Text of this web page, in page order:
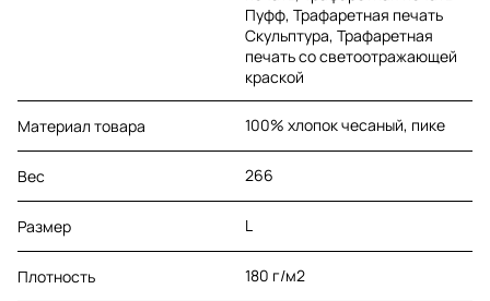
Пуфф, Трафаретная печать
Скульптура, Трафаретная
печать со светоотражающей
краской
Материал товара 100% хлопок чесаный, пике
Вес 266
Размер L
Плотность 180 г/м2